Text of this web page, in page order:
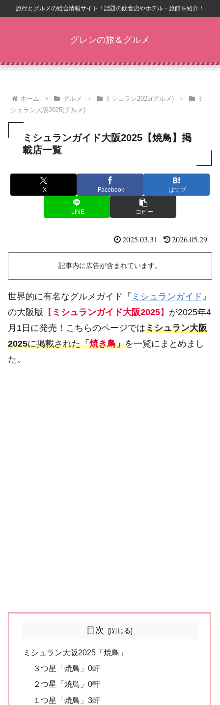
旅行とグルメの総合情報サイト！話題の飲食店やホテル・旅館を紹介！
グレンの旅＆グルメ
ホーム グルメ ミシュラン2025(グルメ)
ミ
シュラン大阪2025(グルメ)
ミシュランガイド大阪2025【焼鳥】掲
載店一覧
X Facebook はてブ
LINE コピー
2025.03.31 2026.05.29
記事内に広告が含まれています。
世界的に有名なグルメガイド『 ミシュランガイド 』
の大阪版 【 ミシュランガイド大阪2025】 が2025年4
月1日に発売！こちらのページではミシュラン大阪
2025に掲載された「焼き鳥」を一覧にまとめまし
た。
目次
ミシュラン大阪2025「焼鳥」
３つ星「焼鳥」0軒
２つ星「焼鳥」0軒
１つ星「焼鳥」3軒